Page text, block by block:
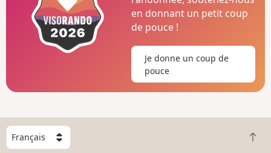
en donnant un petit coup
de pouce !
Je donne un coup de
pouce
C
h
R